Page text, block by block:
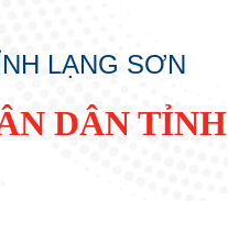
LẠNG SƠN
DÂN TỈNH